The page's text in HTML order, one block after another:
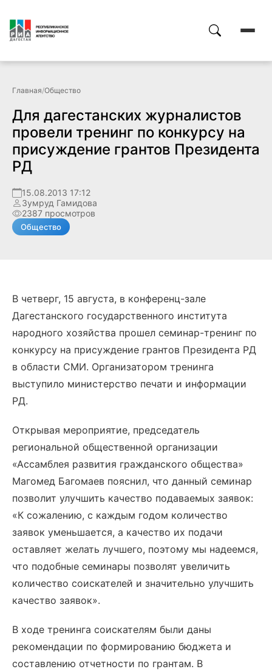
Главная/Общество
Для дагестанских журналистов
провели тренинг по конкурсу на
присуждение грантов Президента
РД
15.08.2013 17:12
Зумруд Гамидова
2387 просмотров
Общество
В четверг, 15 августа, в конференц-зале
Дагестанского государственного института
народного хозяйства прошел семинар-тренинг по
конкурсу на присуждение грантов Президента РД
в области СМИ. Организатором тренинга
выступило министерство печати и информации
РД.
Открывая мероприятие, председатель
региональной общественной организации
«Ассамблея развития гражданского общества»
Магомед Багомаев пояснил, что данный семинар
позволит улучшить качество подаваемых заявок:
«К сожалению, с каждым годом количество
заявок уменьшается, а качество их подачи
оставляет желать лучшего, поэтому мы надеемся,
что подобные семинары позволят увеличить
количество соискателей и значительно улучшить
качество заявок».
В ходе тренинга соискателям были даны
рекомендации по формированию бюджета и
составлению отчетности по грантам. В